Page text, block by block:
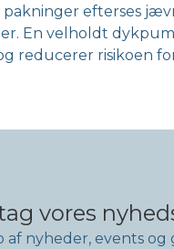
efterses
En velholdt
reducerer risikoen
vores
af nyheder, events og